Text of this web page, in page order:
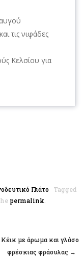
τις νιφάδες
Κελσίου για
Πιάτο Tagged
permalink
Κέικ με άρωμα και γλάσο
φρέσκιας φράουλας →